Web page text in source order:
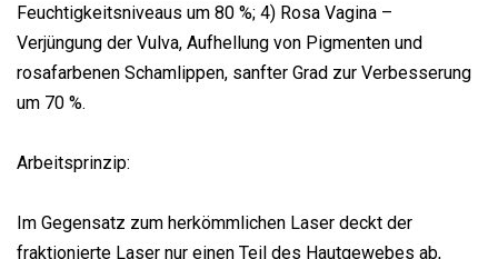
Feuchtigkeitsniveaus um 80 %; 4) Rosa Vagina –
Verjüngung der Vulva, Aufhellung von Pigmenten und
rosafarbenen Schamlippen, sanfter Grad zur Verbesserung
um 70 %.
Arbeitsprinzip:
Im Gegensatz zum herkömmlichen Laser deckt der
fraktionierte Laser nur einen Teil des Hautgewebes ab,